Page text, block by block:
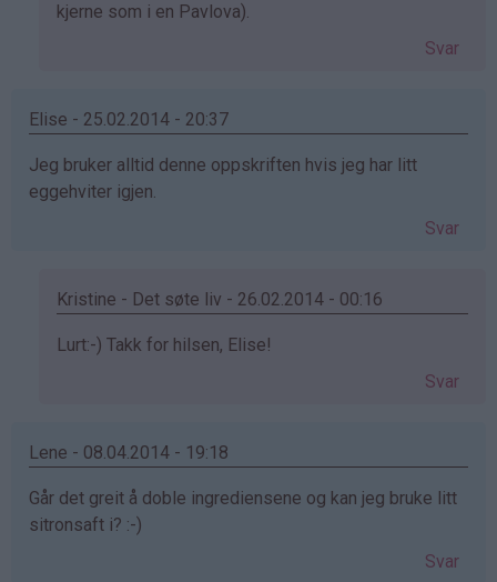
June
kjerne som i en Pavlova).
Svar
Elise - 25.02.2014 - 20:37
Jeg bruker alltid denne oppskriften hvis jeg har litt
eggehviter igjen.
Svar
Kristine - Det søte liv - 26.02.2014 - 00:16
Som
Elise
bekreftet)
Lurt:-) Takk for hilsen, Elise!
Svar
Lene - 08.04.2014 - 19:18
Går det greit å doble ingrediensene og kan jeg bruke litt
sitronsaft i? :-)
Svar